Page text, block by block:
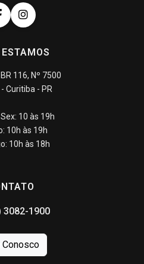
116, Nº 7500
Curitiba - PR
10 às 19h
10h às 19h
10h às 18h
3082-1900
Conosco